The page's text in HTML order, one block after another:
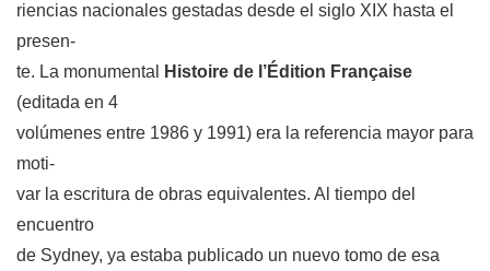
riencias nacionales gestadas desde el siglo XIX hasta el
presen-
te. La monumental
Histoire de l’Édition Française
(editada en 4
volúmenes entre 1986 y 1991) era la referencia mayor para
moti-
var la escritura de obras equivalentes. Al tiempo del
encuentro
de Sydney, ya estaba publicado un nuevo tomo de esa